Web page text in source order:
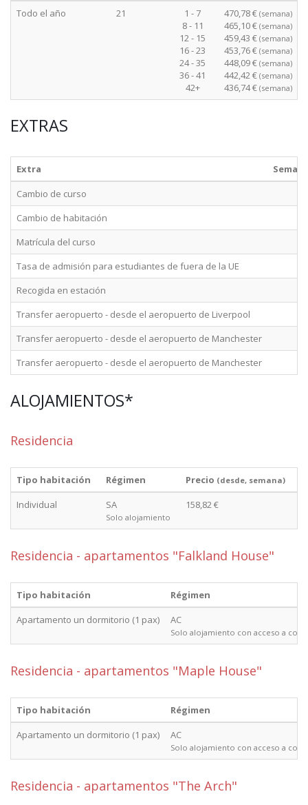
Todo el año 21
1 - 7
8 - 11
12 - 15
16 - 23
24 - 35
36 - 41
42+
470,78 € (semana)
465,10 € (semana)
459,43 € (semana)
453,76 € (semana)
448,09 € (semana)
442,42 € (semana)
436,74 € (semana)
EXTRAS
Extra
Cambio de curso
Cambio de habitación
Matrícula del curso
Tasa de admisión para estudiantes de fuera de la UE
Recogida en estación
Transfer aeropuerto - desde el aeropuerto de Liverpool
Transfer aeropuerto - desde el aeropuerto de Manchester
Transfer aeropuerto - desde el aeropuerto de Manchester
ALOJAMIENTOS*
Residencia
Tipo habitación Régimen Precio (desde, semana)
Individual SA
Solo alojamiento
158,82 €
Residencia - apartamentos "Falkland House"
Tipo habitación
Régimen
Apartamento un dormitorio (1 pax)
AC
Solo alojamiento con acceso a
Residencia - apartamentos "Maple House"
Tipo habitación
Régimen
Apartamento un dormitorio (1 pax)
AC
Solo alojamiento con acceso a
Residencia - apartamentos "The Arch"